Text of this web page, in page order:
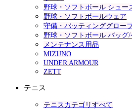
野球・ソフトボール シュー
野球・ソフトボールウェア
守備・バッティンググロー
野球・ソフトボール バッグ/
メンテナンス用品
MIZUNO
UNDER ARMOUR
ZETT
テニス
テニスカテゴリすべて